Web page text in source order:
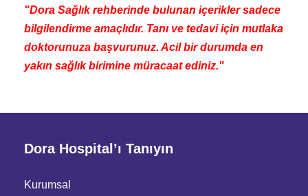
"Dora Sağlık rehberinde bulunan içerikler sadece
bilgilendirme amaçlıdır. Tanı ve tedavi için mutlaka
doktorunuza başvurunuz. Acil bir durumda en
yakın sağlık birimine müracaat ediniz."
Dora Hospital’ı Tanıyın
Kurumsal